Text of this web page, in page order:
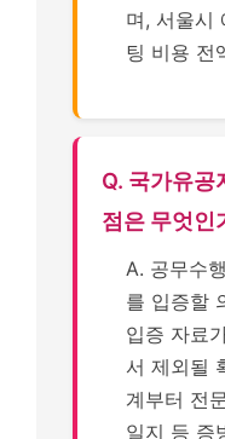
며, 서울시
팅 비용 전
Q. 국가유공
점은 무엇인
A. 공무수
를 입증할
입증 자료
서 제외될
계부터 전
일지 등 증